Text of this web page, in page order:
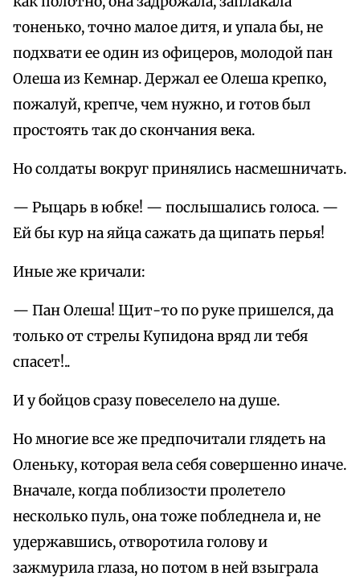
тоненько, точно малое дитя, и упала бы, не
подхвати ее один из офицеров, молодой пан
Олеша из Кемнар. Держал ее Олеша крепко,
пожалуй, крепче, чем нужно, и готов был
простоять так до скончания века.
Но солдаты вокруг принялись насмешничать.
— Рыцарь в юбке! — послышались голоса. —
Ей бы кур на яйца сажать да щипать перья!
Иные же кричали:
— Пан Олеша! Щит-то по руке пришелся, да
только от стрелы Купидона вряд ли тебя
спасет!..
И у бойцов сразу повеселело на душе.
Но многие все же предпочитали глядеть на
Оленьку, которая вела себя совершенно иначе.
Вначале, когда поблизости пролетело
несколько пуль, она тоже побледнела и, не
удержавшись, отворотила голову и
зажмурила глаза, но потом в ней взыграла